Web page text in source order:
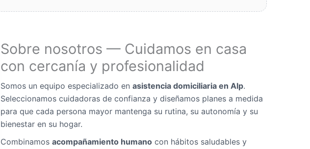
Sobre nosotros — Cuidamos en casa
con cercanía y profesionalidad
Somos un equipo especializado enasistencia domiciliaria en Alp.
Seleccionamos cuidadoras de confianza y diseñamos planes a medida
para que cada persona mayor mantenga su rutina, su autonomía y su
bienestar en su hogar.
Combinamosacompañamiento humano con hábitos saludables y